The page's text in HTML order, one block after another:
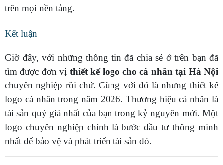
trên mọi nền tảng.
Kết luận
Giờ đây, với những thông tin đã chia sẻ ở trên bạn đã
tìm được đơn vị thiết kế logo cho cá nhân tại Hà Nội
chuyên nghiệp rồi chứ. Cùng với đó là những thiết kế
logo cá nhân trong năm 2026. Thương hiệu cá nhân là
tài sản quý giá nhất của bạn trong kỷ nguyên mới. Một
logo chuyên nghiệp chính là bước đầu tư thông minh
nhất để bảo vệ và phát triển tài sản đó.